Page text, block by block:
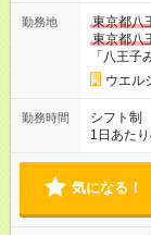
期間あり
同じです
勤務地
東京都八
東京都八
「八王子
ウエル
勤務時間
シフト制
1日あた
間の勤務
気になる！